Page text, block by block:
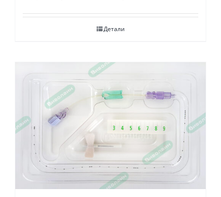
Детали